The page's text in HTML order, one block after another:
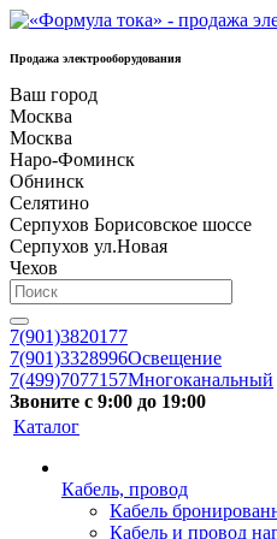
Продажа электрооборудования
Ваш город
Москва
Москва
Наро-Фоминск
Обнинск
Селятино
Серпухов Борисовское шоссе
Серпухов ул.Новая
Чехов
7(901)3820177
7(901)3328996Освещение
7(499)7077157Многоканальный
Звоните с 9:00 до 19:00
Каталог
Кабель, провод
Кабель
Кабель и провод